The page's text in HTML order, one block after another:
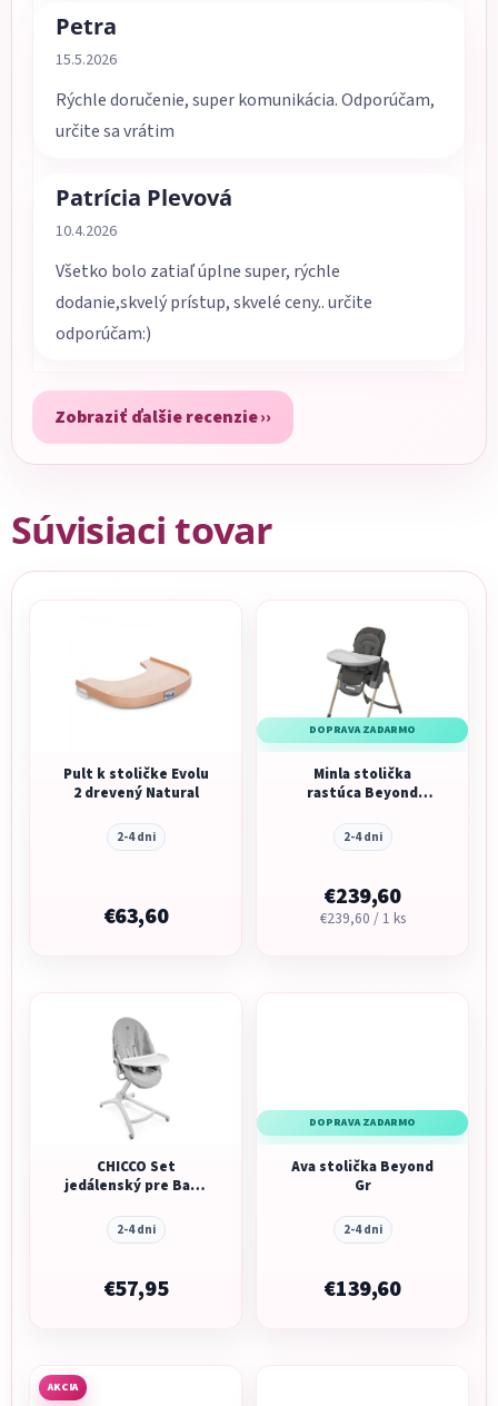
Petra
Hodnotenie obchodu je 5 z 5 hviezdičiek.
15.5.2026
Rýchle doručenie, super komunikácia. Odporúčam,
určite sa vrátim
Patrícia Plevová
Hodnotenie obchodu je 5 z 5 hviezdičiek.
10.4.2026
Všetko bolo zatiaľ úplne super, rýchle
dodanie,skvelý prístup, skvelé ceny.. určite
odporúčam:)
Zobraziť ďalšie recenzie
Súvisiaci tovar
Pult k stoličke Evolu
2 drevený Natural
2-4 dni
€63,60
DOPRAVA ZADARMO
Minla stolička
rastúca Beyond
2-4 dni
€239,60
Jednotková
€239,60 / 1 ks
CHICCO Set
jedálenský pre Baby
2-4 dni
€57,95
DOPRAVA ZADARMO
Ava stolička Beyond
Gr
2-4 dni
€139,60
AKCIA